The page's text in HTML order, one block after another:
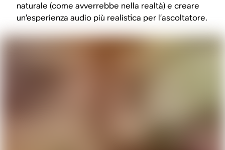
naturale (come avverrebbe nella realtà) e creare
un’esperienza audio più realistica per l’ascoltatore.